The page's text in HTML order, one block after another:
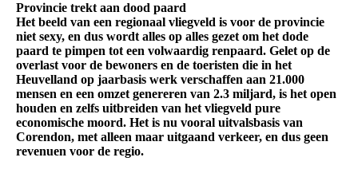
Provincie trekt aan dood paard
Het beeld van een regionaal vliegveld is voor de provincie
niet sexy, en dus wordt alles op alles gezet om het dode
paard te pimpen tot een volwaardig renpaard. Gelet op de
overlast voor de bewoners en de toeristen die in het
Heuvelland op jaarbasis werk verschaffen aan 21.000
mensen en een omzet genereren van 2.3 miljard, is het open
houden en zelfs uitbreiden van het vliegveld pure
economische moord. Het is nu vooral uitvalsbasis van
Corendon, met alleen maar uitgaand verkeer, en dus geen
revenuen voor de regio.